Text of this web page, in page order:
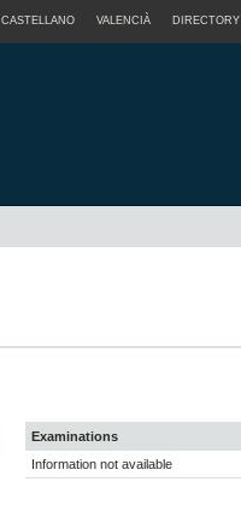
CASTELLANO VALENCIÀ DIRECTORY
Examinations
Information not available